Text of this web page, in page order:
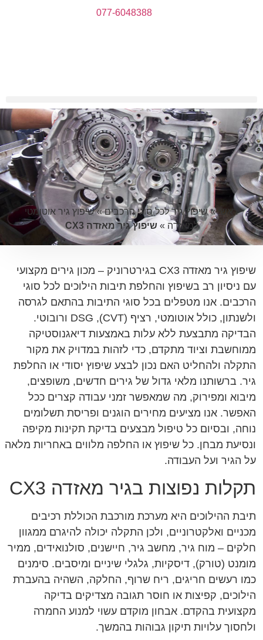
077-6048388
ראשי»שיפוץ גיר לכל סוגי הרכבים»שיפוץ גיר אוטומטי
למאזדה»שיפוץ גיר מאזדה CX3
שיפוץ גיר מאזדה CX3 בגירטרוניק – מכון גירים מקצועי
עם ניסיון רב בשיפוץ והחלפת תיבות הילוכים לכל סוגי
הרכבים. אנו מטפלים בכל סוגי התיבות בהתאם לגרסה
ולשנתון, כולל אוטומטי, רציף (CVT), DSG ורובוטי.
הבדיקה מתבצעת ללא עלות באמצעות דיאגנוסטיקה
ממוחשבת וציוד מתקדם, כדי לזהות במדויק את מקור
התקלה ולהחליט האם נכון לבצע שיפוץ יסודי או החלפת
גיר. ברשותנו מלאי גדול של גירים חדשים, משופצים,
מיבוא ומפירוק, מה שמאפשר זמני עבודה קצרים ככל
האפשר. אנו מציעים מחירים הוגנים ופריסת תשלומים
נוחה, ובסיום כל טיפול מבצעים בדיקת תקינות מקיפה
ונסיעת מבחן. כל שיפוץ או החלפה מלווים באחריות מלאה
על הגיר ועל העבודה.
תקלות נפוצות בגיר מאזדה CX3
תיבת ההילוכים היא מערכת מורכבת הכוללת רכיבים
מכניים ואלקטרוניים, ולכן התקלה יכולה להיגרם ממגוון
חלקים – מוח גיר, מחשב גיר, חיישנים, סולנואידים, ממיר
מומנט (טורק), דיסקיות, גלגלי שיניים ומיסבים. סימנים
כמו רעשים חריגים, ריח שרוף, החלקה, השהיה בהעברת
הילוכים, קפיצות או חוסר תגובה מצדיקים בדיקה
מקצועית בהקדם. אבחון מוקדם עשוי למנוע החמרה
ולחסוך עלויות תיקון גבוהות בהמשך.